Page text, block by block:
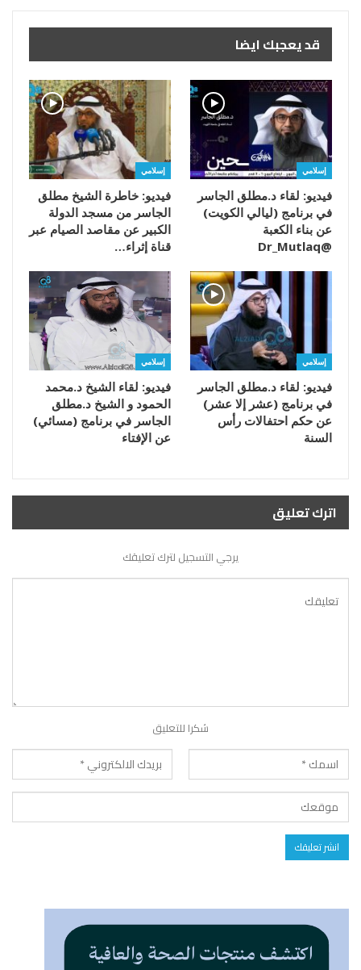
قد يعجبك ايضا
إسلامي
فيديو: لقاء د.مطلق الجاسر
في برنامج (ليالي الكويت)
عن بناء الكعبة
@Dr_Mutlaq
إسلامي
فيديو: خاطرة الشيخ مطلق
الجاسر من مسجد الدولة
الكبير عن مقاصد الصيام عبر
قناة إثراء…
إسلامي
فيديو: لقاء د.مطلق الجاسر
في برنامج (عشر إلا عشر)
عن حكم احتفالات رأس
السنة
إسلامي
فيديو: لقاء الشيخ د.محمد
الحمود و الشيخ د.مطلق
الجاسر في برنامج (مسائي)
عن الإفتاء
اترك تعليق
يرجي التسجيل لترك تعليقك
شكرا للتعليق